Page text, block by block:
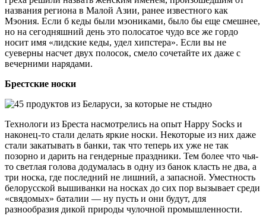
названия региона в Малой Азии, ранее известного как
Мэония. Если б кеды были мэониками, было бы еще смешнее,
но на сегодняшний день это полосатое чудо все же гордо
носит имя «лидские кеды, удел хипстера». Если вы не
суеверны насчет двух полосок, смело сочетайте их даже с
вечерними нарядами.
Брестские носки
Технологи из Бреста насмотрелись на опыт Happy Socks и
наконец-то стали делать яркие носки. Некоторые из них даже
стали закатывать в банки, так что теперь их уже не так
позорно и дарить на гендерные праздники. Тем более что чья-
то светлая голова додумалась в одну из банок класть не два, а
три носка, где последний не лишний, а запасной. Уместность
белорусской вышиванки на носках до сих пор вызывает среди
«свядомых» баталии — ну пусть и они будут, для
разнообразия дикой природы чулочной промышленности.